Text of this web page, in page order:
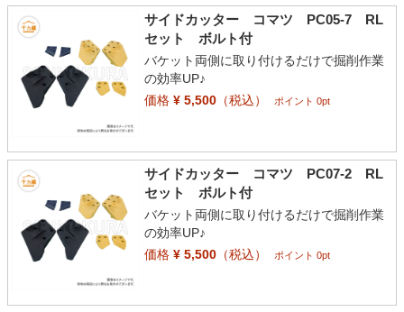
サイドカッター コマツ PC05-7 RL
セット ボルト付
バケット両側に取り付けるだけで掘削作業
の効率UP♪
価格¥ 5,500（税込） ポイント 0pt
サイドカッター コマツ PC07-2 RL
セット ボルト付
バケット両側に取り付けるだけで掘削作業
の効率UP♪
価格¥ 5,500（税込） ポイント 0pt